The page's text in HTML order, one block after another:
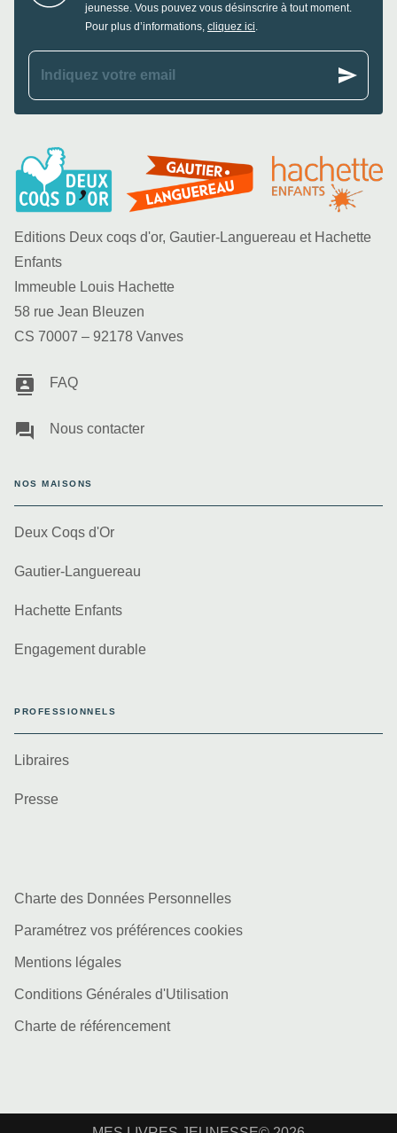
jeunesse. Vous pouvez vous désinscrire à tout moment.
Pour plus d’informations, cliquez ici
Indiquez votre email send
Editions Deux coqs d'or, Gautier-Languereau et Hachette
Enfants
Immeuble Louis Hachette
58 rue Jean Bleuzen
CS 70007 – 92178 Vanves
contacts FAQ
question_answer Nous contacter
NOS MAISONS
Deux Coqs d'Or
Gautier-Languereau
Hachette Enfants
Engagement durable
PROFESSIONNELS
Libraires
Presse
Charte des Données Personnelles
Paramétrez vos préférences cookies
Mentions légales
Conditions Générales d'Utilisation
Charte de référencement